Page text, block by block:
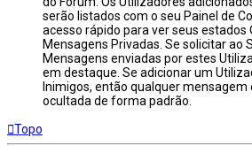
serão listados com o seu Painel de
acesso rápido para ver seus estados
Mensagens Privadas. Se solicitar ao
Mensagens enviadas por estes
em destaque. Se adicionar um
Inimigos, então qualquer mensagem
ocultada de forma padrão.
Topo